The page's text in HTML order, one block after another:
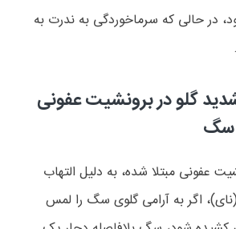
در حالی که سرماخوردگی به ندرت به
گلو در برونشیت عفونی
سگ
عفونی مبتلا شده، به دلیل التهاب
اگر به آرامی گلوی سگ را لمس